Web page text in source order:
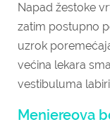
Napad žestoke
zatim postupno
uzrok
većina lekara
vestibuluma
Meniereova